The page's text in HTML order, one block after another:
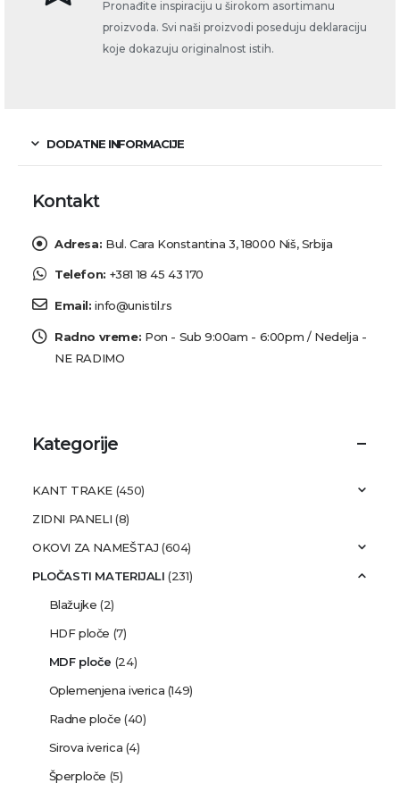
Pronađite inspiraciju u širokom asortimanu
proizvoda. Svi naši proizvodi poseduju deklaraciju
koje dokazuju originalnost istih.
DODATNE INFORMACIJE
Kontakt
Adresa: Bul. Cara Konstantina 3, 18000 Niš, Srbija
Telefon: +381 18 45 43 170
Email: info@unistil.rs
Radno vreme: Pon - Sub 9:00am - 6:00pm / Nedelja -
NE RADIMO
Kategorije
KANT TRAKE (450)
ZIDNI PANELI (8)
OKOVI ZA NAMEŠTAJ (604)
PLOČASTI MATERIJALI (231)
Blažujke (2)
HDF ploče (7)
MDF ploče (24)
Oplemenjena iverica (149)
Radne ploče (40)
Sirova iverica (4)
Šperploče (5)